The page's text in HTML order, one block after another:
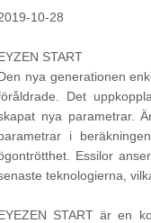
10-28
START
nya generationen
Det
nya parametrar.
i
Essilor
teknologierna,
START är en